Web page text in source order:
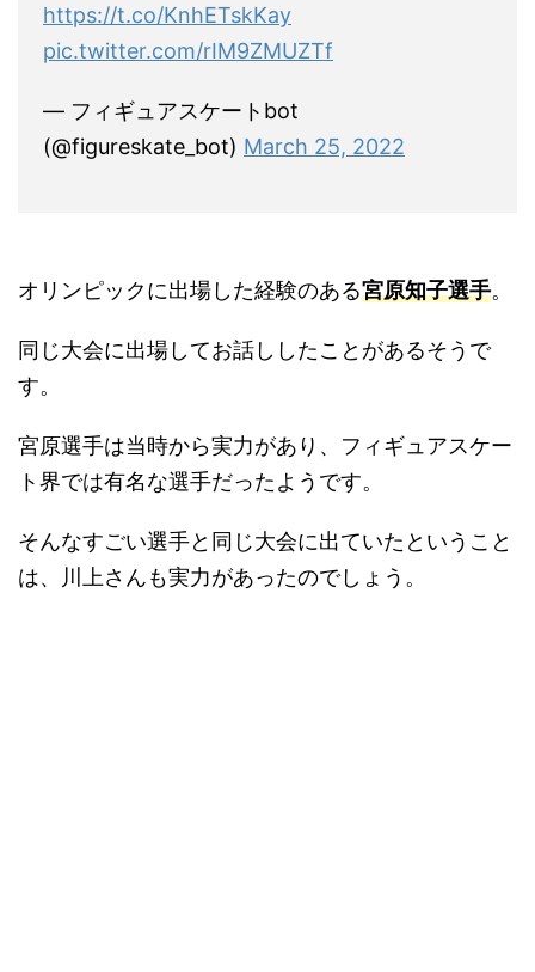
https://t.co/KnhETskKay
pic.twitter.com/rIM9ZMUZTf
— フィギュアスケートbot
(@figureskate_bot) March 25, 2022
オリンピックに出場した経験のある宮原知子選手。
同じ大会に出場してお話ししたことがあるそうで
す。
宮原選手は当時から実力があり、フィギュアスケー
ト界では有名な選手だったようです。
そんなすごい選手と同じ大会に出ていたということ
は、川上さんも実力があったのでしょう。